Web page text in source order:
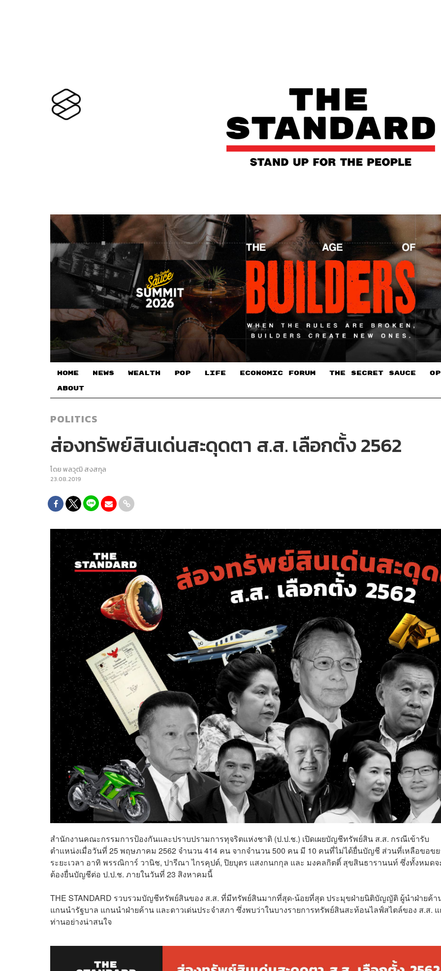
HOME NEWS WEALTH POP LIFE ECONOMIC FORUM THE SECRET SAUCE​
ABOUT
POLITICS
ส่องทรัพย์สินเด่นสะดุดตา ส.ส. เลือกตั้ง 2562
โดยพลวุฒิ สงสกุล
23.08.2019
สำนักงานคณะกรรมการป้องกันและปราบปรามการทุจริตแห่งชาติ (ป.ป.ช.) เปิดเผยบัญชีทรัพย์สิน ส.ส. กรณีเข้ารับ
ตำแหน่งเมื่อวันที่ 25 พฤษภาคม 2562 จำนวน 414 คน จากจำนวน 500 คน มี 10 คนที่ไม่ได้ยื่นบัญชี ส่วนที่เหลือขอข
ระยะเวลา อาทิ พรรณิการ์ วานิช, ปารีณา ไกรคุปต์, ปิยบุตร แสงกนกกุล และ มงคลกิตติ์ สุขสินธารานนท์ ซึ่งทั้งหมดจ
ต้องยื่นบัญชีต่อ ป.ป.ช. ภายในวันที่ 23 สิงหาคมนี้
THE STANDARD รวบรวมบัญชีทรัพย์สินของ ส.ส. ที่มีทรัพย์สินมากที่สุด-น้อยที่สุด ประมุขฝ่ายนิติบัญญัติ ผู้นำฝ่ายค้า
แกนนำรัฐบาล แกนนำฝ่ายค้าน และดาวเด่นประจำสภา ซึ่งพบว่าในบางรายการทรัพย์สินสะท้อนไลฟ์สไตล์ของ ส.ส.
ท่านอย่างน่าสนใจ